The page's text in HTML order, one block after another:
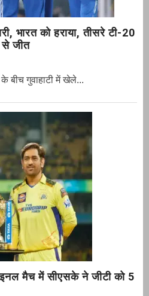
भारत को हराया, तीसरे टी-20
से जीत
बीच गुवाहाटी में खेले...
मैच में सीएसके ने जीटी को 5